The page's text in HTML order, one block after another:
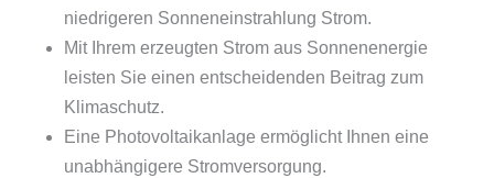
niedrigeren Sonneneinstrahlung Strom.
Mit Ihrem erzeugten Strom aus Sonnenenergie
leisten Sie einen entscheidenden Beitrag zum
Klimaschutz.
Eine Photovoltaikanlage ermöglicht Ihnen eine
unabhängigere Stromversorgung.